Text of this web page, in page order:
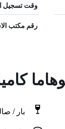
وقت تسجيل
رقم مكتب
بار /